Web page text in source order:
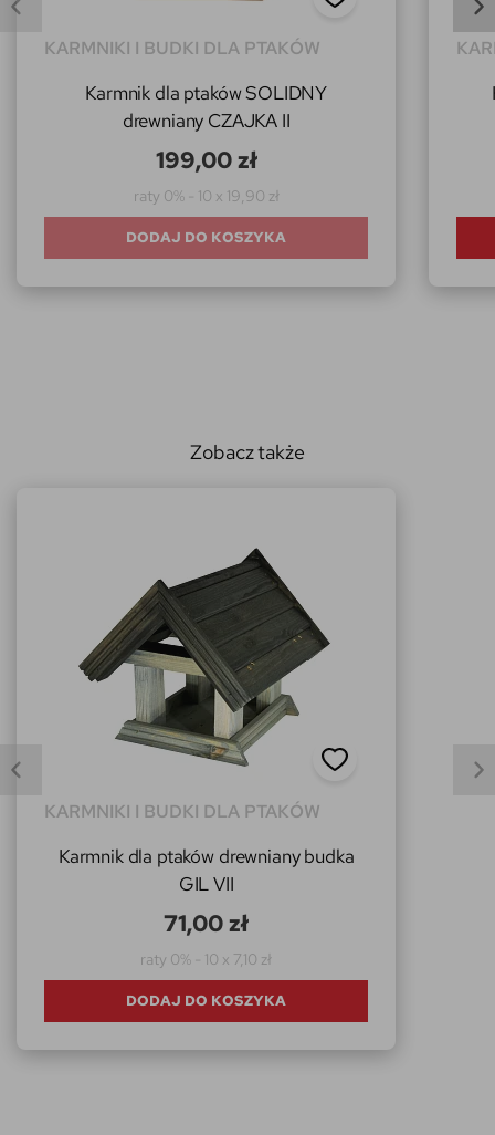
KARMNIKI I BUDKI DLA PTAKÓW
Karmnik dla ptaków SOLIDNY
drewniany CZAJKA II
199,00 zł
raty 0% - 10 x 19,90 zł
DODAJ DO KOSZYKA
Zobacz także
KARMNIKI I BUDKI DLA PTAKÓW
Karmnik dla ptaków drewniany budka
GIL VII
71,00 zł
raty 0% - 10 x 7,10 zł
DODAJ DO KOSZYKA